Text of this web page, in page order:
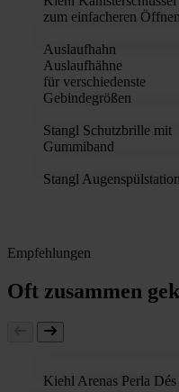
zum einfacheren
Auslaufhahn
Auslaufhähne
für verschiedenste
Gebindegrößen
Stangl Schutzbrille mit
Gummiband
Stangl Augenspülstation
Empfehlungen
Oft zusammen
Kiehl Arenas Perla Dés